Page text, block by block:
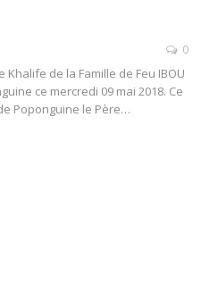
0
Khalife de la Famille de Feu IBOU
ce mercredi 09 mai 2018. Ce
Poponguine le Père…